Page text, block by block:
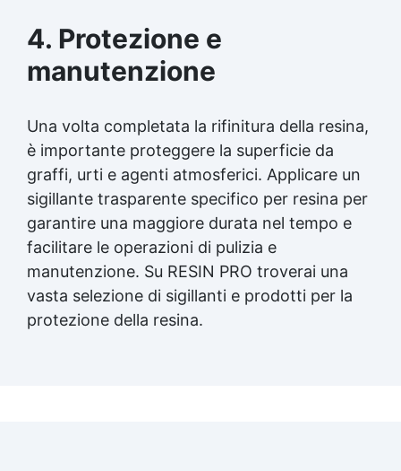
4. Protezione e
manutenzione
Una volta completata la rifinitura della resina,
è importante proteggere la superficie da
graffi, urti e agenti atmosferici. Applicare un
sigillante trasparente specifico per resina per
garantire una maggiore durata nel tempo e
facilitare le operazioni di pulizia e
manutenzione. Su RESIN PRO troverai una
vasta selezione di sigillanti e prodotti per la
protezione della resina.